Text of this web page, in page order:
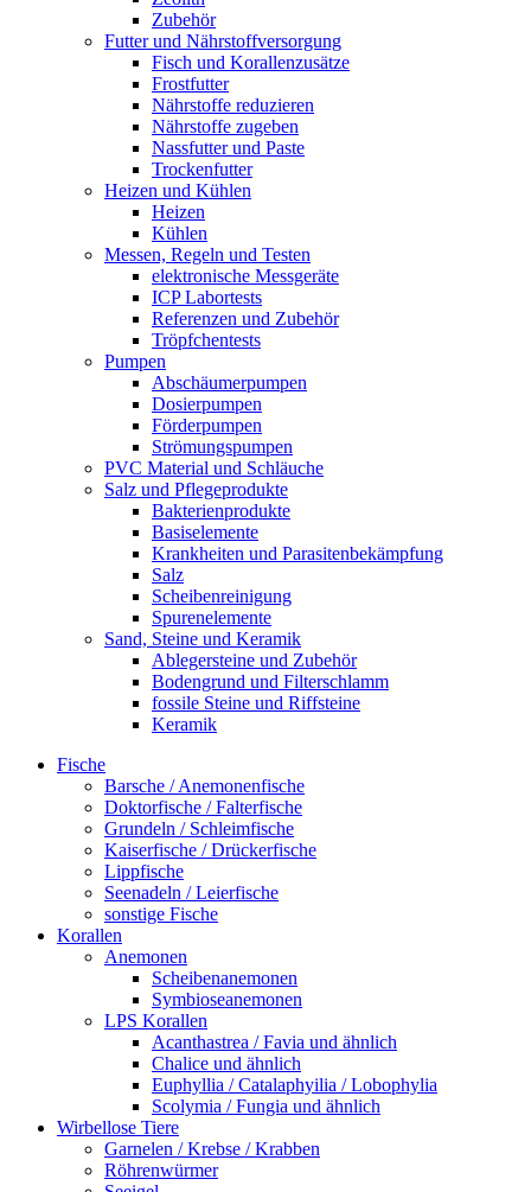
Zubehör
Futter und Nährstoffversorgung
Fisch und Korallenzusätze
Frostfutter
Nährstoffe reduzieren
Nährstoffe zugeben
Nassfutter und Paste
Trockenfutter
Heizen und Kühlen
Heizen
Kühlen
Messen, Regeln und Testen
elektronische Messgeräte
ICP Labortests
Referenzen und Zubehör
Tröpfchentests
Pumpen
Abschäumerpumpen
Dosierpumpen
Förderpumpen
Strömungspumpen
PVC Material und Schläuche
Salz und Pflegeprodukte
Bakterienprodukte
Basiselemente
Krankheiten und Parasitenbekämpfung
Salz
Scheibenreinigung
Spurenelemente
Sand, Steine und Keramik
Ablegersteine und Zubehör
Bodengrund und Filterschlamm
fossile Steine und Riffsteine
Keramik
Fische
Barsche / Anemonenfische
Doktorfische / Falterfische
Grundeln / Schleimfische
Kaiserfische / Drückerfische
Lippfische
Seenadeln / Leierfische
sonstige Fische
Korallen
Anemonen
Scheibenanemonen
Symbioseanemonen
LPS Korallen
Acanthastrea / Favia und ähnlich
Chalice und ähnlich
Euphyllia / Catalaphyilia / Lobophylia
Scolymia / Fungia und ähnlich
Wirbellose Tiere
Garnelen / Krebse / Krabben
Röhrenwürmer